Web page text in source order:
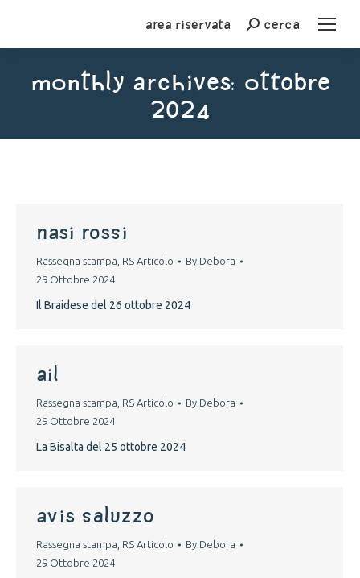
Area riservata Cercacerca
Monthly Archives: Ottobre
2024
nasi rossi
Rassegna stampa RS Articolo By Debora
29 Ottobre 2024
Il Braidese del 26 ottobre 2024
ail
Rassegna stampa RS Articolo By Debora
29 Ottobre 2024
La Bisalta del 25 ottobre 2024
avis saluzzo
Rassegna stampa RS Articolo By Debora
29 Ottobre 2024